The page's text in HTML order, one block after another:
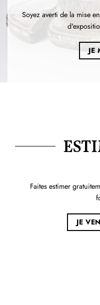
Soyez averti de la mise
JE
Faites estimer
JE